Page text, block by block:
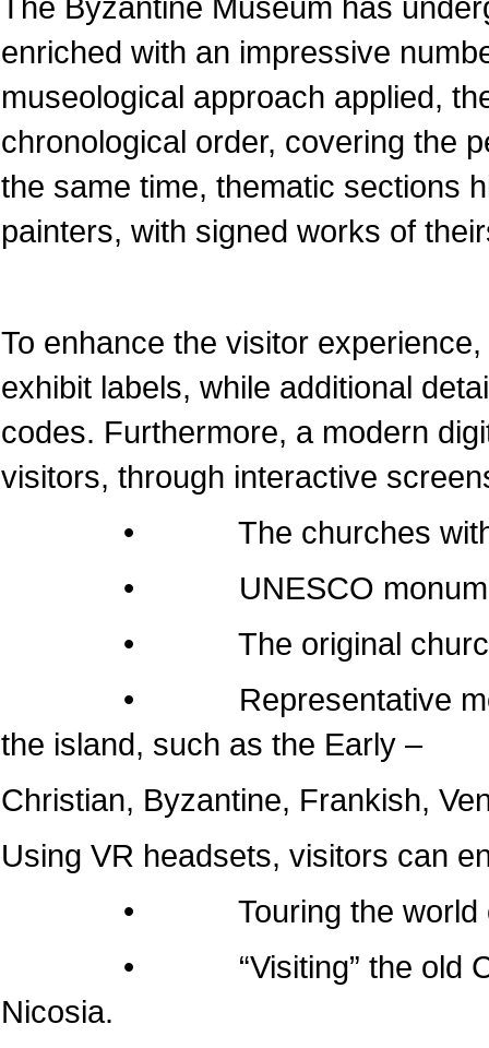
enriched with an impressive
museological approach applied,
chronological order, covering the
the same time, thematic sections
painters, with signed works of
To enhance the visitor
exhibit labels, while additional
codes. Furthermore, a modern
visitors, through interactive
• The churches within
• UNESCO
• The original churches
• Representative
the island, such as the Early –
Christian, Byzantine, Frankish,
Using VR headsets, visitors can
• Touring the world of
• “Visiting” the old
Nicosia.